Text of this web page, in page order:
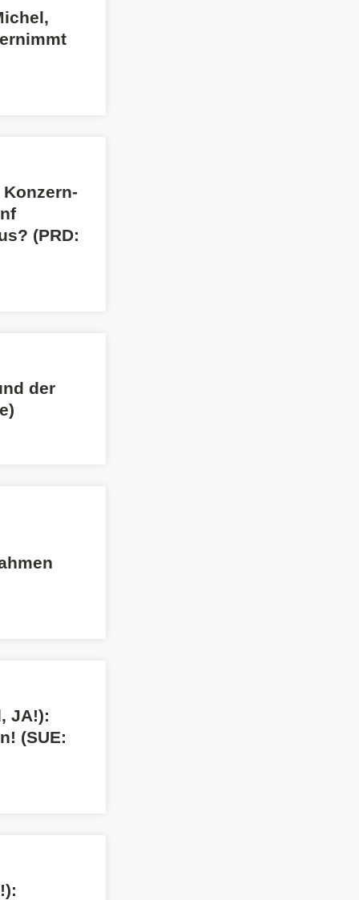
(PRD:
der
JA!):
(SUE: